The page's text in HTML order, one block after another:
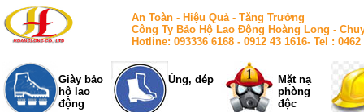
An Toàn - Hiệu Quả - Tăng Trưởng
Công Ty Bảo Hộ Lao Động Hoàng Long -
Hotline: 093336 6168 - 0912 43 1616- Tel :
Giày bảo
hộ lao
động
Ủng, dép
Mặt nạ
phòng
độc